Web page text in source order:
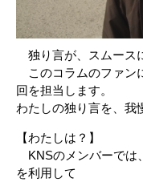
独り言が、スムース
このコラムのファン
回を担当します。
わたしの独り言を、我
【わたしは？】
KNSのメンバーでは
を利用して